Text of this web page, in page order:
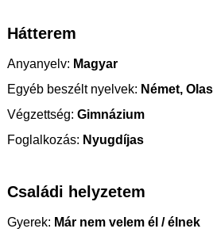
Hátterem
Anyanyelv: Magyar
Egyéb beszélt nyelvek: Német,
Végzettség: Gimnázium
Foglalkozás: Nyugdíjas
Családi helyzetem
Gyerek: Már nem velem él / élnek